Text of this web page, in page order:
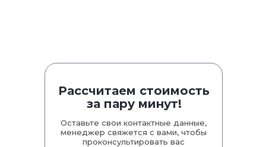
Оставьте свои контактные данные,
менеджер свяжется с вами, чтобы
проконсультировать вас
Рассчитаем стоимость
за пару минут!